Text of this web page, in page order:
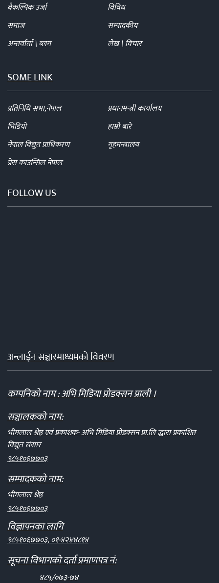
बैकल्पिक उर्जा
विविध
समाज
सम्पादकीय
अन्तर्वार्ता \ ब्लग
लेख \ विचार
SOME LINK
प्रतिनिधि सभा,नेपाल
प्रधानमन्त्री कार्यालय
भिडियो
हाम्रो बारे
नेपाल विद्युत प्राधिकरण
गृहमन्त्रालय
प्रेस काउन्सिल नेपाल
FOLLOW US
अन्लाईन सञ्चारमाध्यमको विवरण
कम्पनिको नाम : अभि मिडिया प्रोडक्सन प्राली ।
सञ्चालकको नाम:
भीमलाल श्रेष्ठ एवं प्रकाशक- अभि मिडिया प्रोडक्सन प्रा.लि द्धारा प्रकाशित
विद्युत संसार
९८५१०६७७०३
सम्पादकको नाम:
भीमलाल श्रेष्ठ
९८५१०६७७०३
विज्ञापनका लागि
९८५१०६७७०३, ०१-४२४४८१४
सूचना विभागको दर्ता प्रमाणपत्र नं:
४८५/०७३-७४